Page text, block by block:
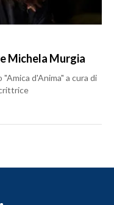
Michela Murgia
d'Anima" a cura di